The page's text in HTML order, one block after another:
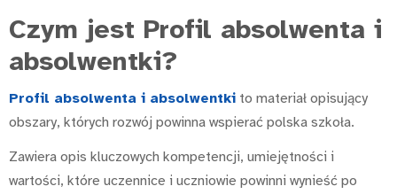
Czym jest Profil absolwenta i
absolwentki?
Profil absolwenta i absolwentki to materiał opisujący
obszary, których rozwój powinna wspierać polska szkoła.
Zawiera opis kluczowych kompetencji, umiejętności i
wartości, które uczennice i uczniowie powinni wynieść po